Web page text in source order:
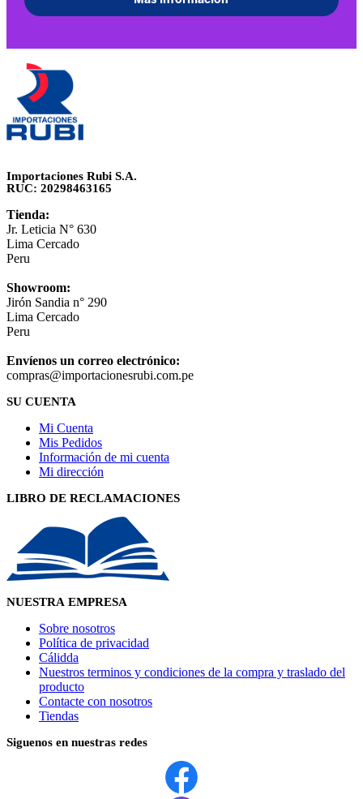
Importaciones Rubi S.A.
RUC: 20298463165
Tienda:
Jr. Leticia N° 630
Lima Cercado
Peru
Showroom:
Jirón Sandia n° 290
Lima Cercado
Peru
Envíenos un correo electrónico:
compras@importacionesrubi.com.pe
SU CUENTA
Mi Cuenta
Mis Pedidos
Información de mi cuenta
Mi dirección
LIBRO DE RECLAMACIONES
NUESTRA EMPRESA
Sobre nosotros
Política de privacidad
Cálidda
Nuestros terminos y condiciones de la compra y traslado del
producto
Contacte con nosotros
Tiendas
Siguenos en nuestras redes